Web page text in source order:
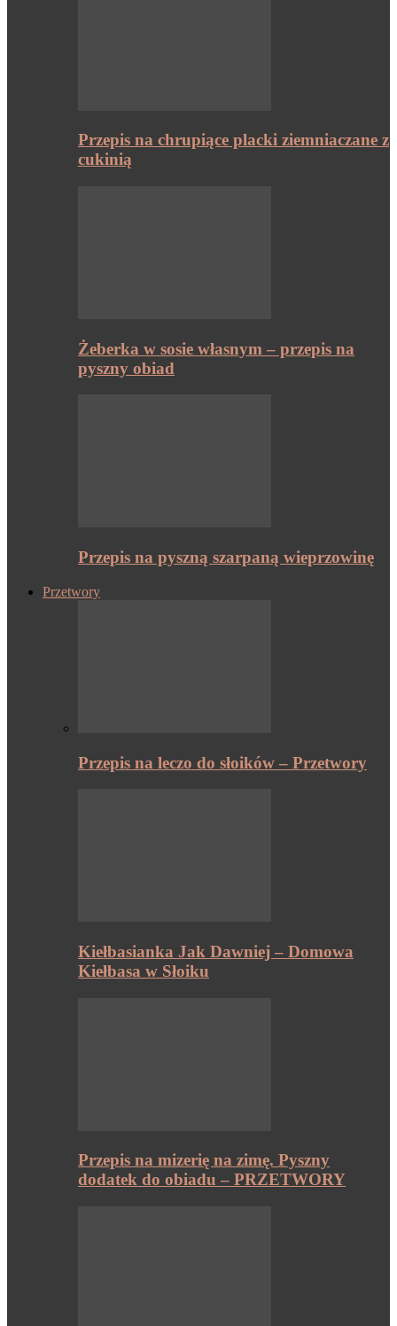
Przepis na chrupiące placki ziemniaczane z
cukinią
Żeberka w sosie własnym – przepis na
pyszny obiad
Przepis na pyszną szarpaną wieprzowinę
Przetwory
Przepis na leczo do słoików – Przetwory
Kiełbasianka Jak Dawniej – Domowa
Kiełbasa w Słoiku
Przepis na mizerię na zimę. Pyszny
dodatek do obiadu – PRZETWORY